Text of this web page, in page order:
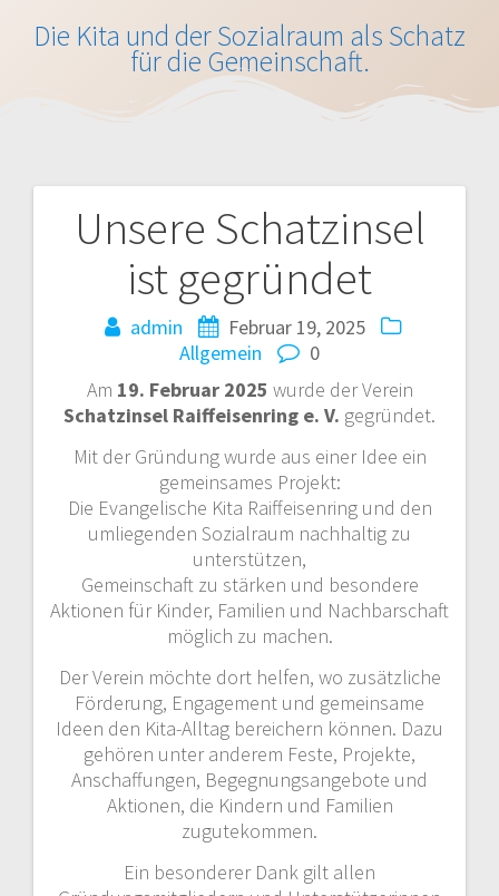
Die Kita und der Sozialraum als Schatz
für die Gemeinschaft.
Unsere Schatzinsel
ist gegründet
admin
Februar 19, 2025
Allgemein
0
Am 19. Februar 2025 wurde der Verein
Schatzinsel Raiffeisenring e. V. gegründet.
Mit der Gründung wurde aus einer Idee ein
gemeinsames Projekt:
Die Evangelische Kita Raiffeisenring und den
umliegenden Sozialraum nachhaltig zu
unterstützen,
Gemeinschaft zu stärken und besondere
Aktionen für Kinder, Familien und Nachbarschaft
möglich zu machen.
Der Verein möchte dort helfen, wo zusätzliche
Förderung, Engagement und gemeinsame
Ideen den Kita-Alltag bereichern können. Dazu
gehören unter anderem Feste, Projekte,
Anschaffungen, Begegnungsangebote und
Aktionen, die Kindern und Familien
zugutekommen.
Ein besonderer Dank gilt allen
Beitragsnavigation